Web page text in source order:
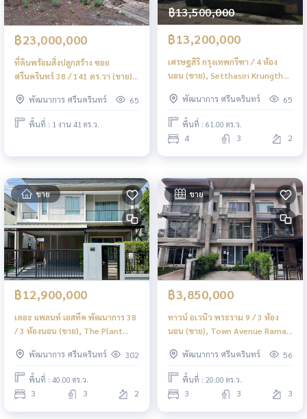
฿23,000,000
ที่ดินพร้อมสิ่งปลูกสร้าง ซอย
ศรีนครินทร์ 38 / 141 ตร.วา (ขาย),
Srinakarin 38. / 141 Square Wa
(FOR SALE) GNG181
พัฒนาการ ศรีนครินทร์ 65
พื้นที่ : 1 งาน 41 ตร.ว.
฿13,500,000
฿13,200,000
เศรษฐสิริ กรุงเทพกรีฑา / 4 ห้อง
นอน (ขาย), Setthasiri Krungthep
SALE) BZD234
พัฒนาการ ศรีนครินทร์ 65
พื้นที่ : 61.00 ตร.ว.
4 3 2
ขาย
฿12,900,000
เดอะ แพลนท์ เอสทีค พัฒนาการ 38
/ 3 ห้องนอน (ขาย), The Plant
Bedrooms (FOR SALE) FAS028
พัฒนาการ ศรีนครินทร์ 302
พื้นที่ : 40.00 ตร.ว.
3 3 2
ขาย
฿3,850,000
ทาวน์ อเวนิว พระราม 9 / 3 ห้อง
นอน (ขาย), Town Avenue Rama
BZD251พัฒนาการ ศรีนครินทร์ 56
พื้นที่ : 20.00 ตร.ว.
3 3 3